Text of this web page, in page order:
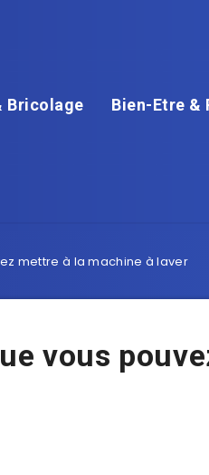
Bricolage Bien-Etre &
mettre à la machine à laver
vous